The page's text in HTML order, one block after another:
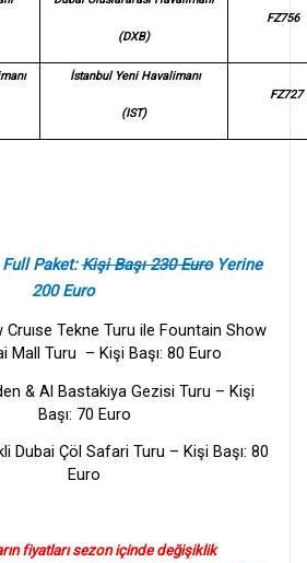
(DXB)
FZ756
İstanbul Yeni Havalimanı
(IST)
FZ727
Paket:Kişi Başı 230 EuroYerine
200 Euro
Cruıse Tekne Turu ile Fountain Show
Mall Turu – Kişi Başı: 80 Euro
& Al Bastakiya Gezisi Turu – Kişi
Başı: 70 Euro
Dubai Çöl Safari Turu – Kişi Başı: 80
Euro
fiyatları sezon içinde değişiklik